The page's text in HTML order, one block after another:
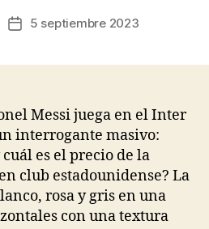
Fecha5 septiembre 2023
Messi juega en el Inter
interrogante masivo:
es el precio de la
club estadounidense? La
rosa y gris en una
con una textura